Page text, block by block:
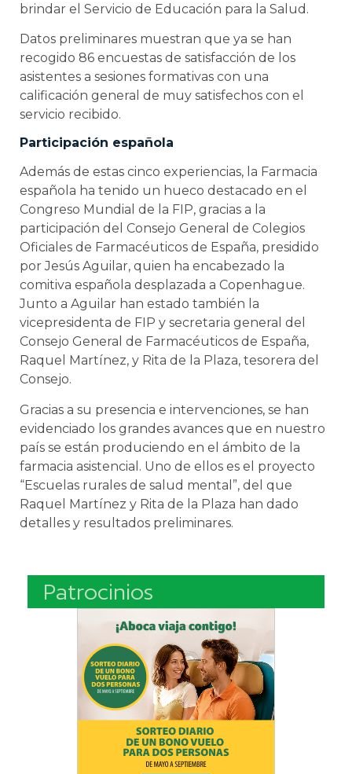
brindar el Servicio de Educación para la Salud.
Datos preliminares muestran que ya se han
recogido 86 encuestas de satisfacción de los
asistentes a sesiones formativas con una
calificación general de muy satisfechos con el
servicio recibido.
Participación española
Además de estas cinco experiencias, la Farmacia
española ha tenido un hueco destacado en el
Congreso Mundial de la FIP, gracias a la
participación del Consejo General de Colegios
Oficiales de Farmacéuticos de España, presidido
por Jesús Aguilar, quien ha encabezado la
comitiva española desplazada a Copenhague.
Junto a Aguilar han estado también la
vicepresidenta de FIP y secretaria general del
Consejo General de Farmacéuticos de España,
Raquel Martínez, y Rita de la Plaza, tesorera del
Consejo.
Gracias a su presencia e intervenciones, se han
evidenciado los grandes avances que en nuestro
país se están produciendo en el ámbito de la
farmacia asistencial. Uno de ellos es el proyecto
“Escuelas rurales de salud mental”, del que
Raquel Martínez y Rita de la Plaza han dado
detalles y resultados preliminares.
Patrocinios